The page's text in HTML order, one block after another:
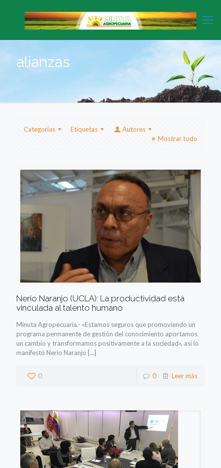
alianzas
Categorias Etiquetas
Autores
Mostrar todo
Nerio Naranjo (UCLA): La productividad está
vinculada al talento humano
Minuta Agropecuaria.- «Estamos seguros que promoviendo un
programa permanente de gestión del conocimiento aportamos
un cambio y transformamos positivamente a la sociedad», así lo
manifestó Nerio Naranjo […]
0 0 Leer más